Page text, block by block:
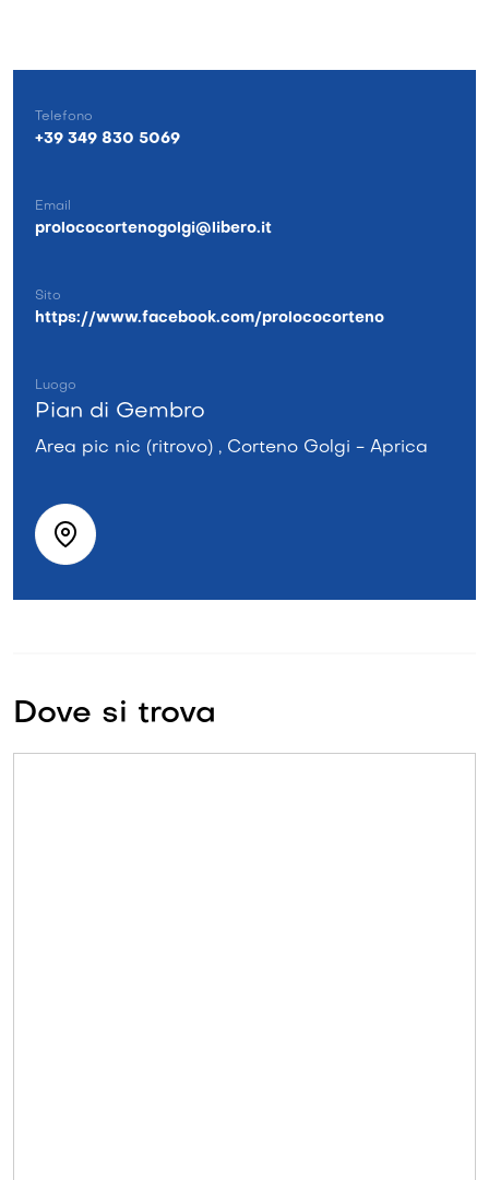
Telefono
+39 349 830 5069
Email
prolococortenogolgi@libero.it
Sito
https://www.facebook.com/prolococorteno
Luogo
Pian di Gembro
Area pic nic (ritrovo) , Corteno Golgi - Aprica
Dove si trova